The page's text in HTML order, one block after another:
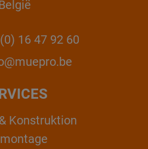
16 47 92 60
Konstruktion